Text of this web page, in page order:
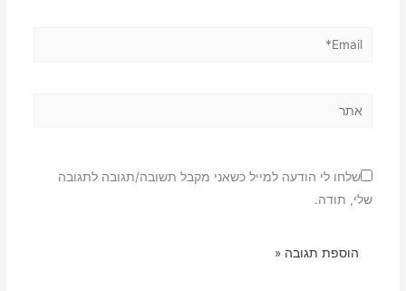
Email*
שלחו לי הודעה למייל כשאני מקבל תשובה/תגובה לתגובה
שלי, תודה.